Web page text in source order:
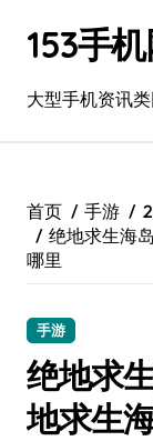
153手机
大型手机资讯
首页 手游
绝地求生海
哪里
手游
绝地求
地求生